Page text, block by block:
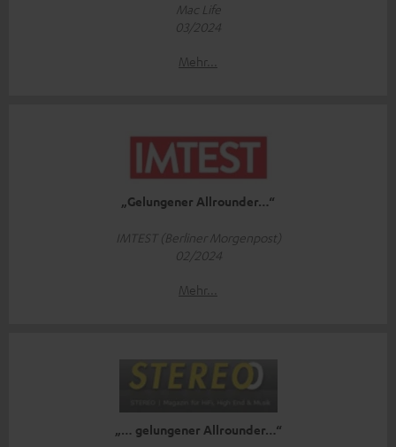
Mac Life
03/2024
Mehr...
„Gelungener Allrounder…“
IMTEST (Berliner Morgenpost)
02/2024
Mehr...
„… gelungener Allrounder…“